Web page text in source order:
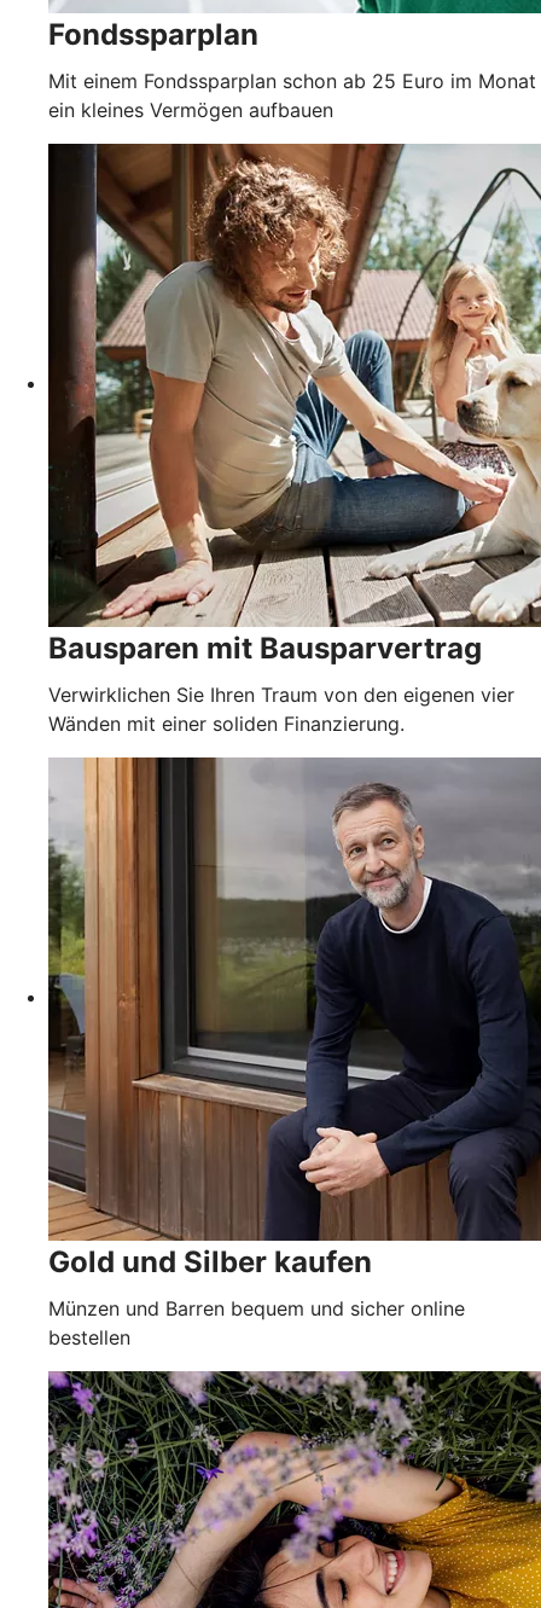
Fondssparplan
Mit einem Fondssparplan schon ab 25 Euro im Monat
ein kleines Vermögen aufbauen
Bausparen mit Bausparvertrag
Verwirklichen Sie Ihren Traum von den eigenen vier
Wänden mit einer soliden Finanzierung.
Gold und Silber kaufen
Münzen und Barren bequem und sicher online
bestellen